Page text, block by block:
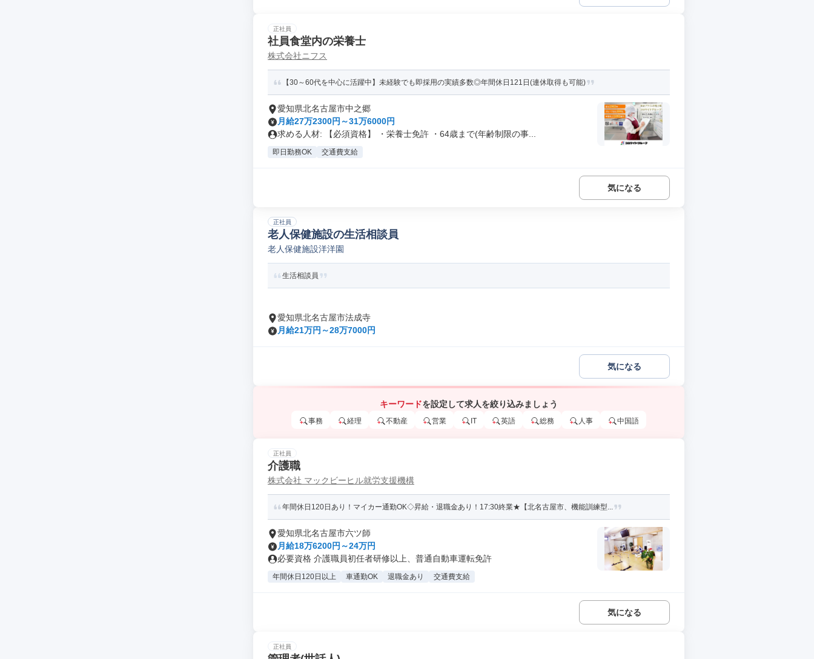
正社員
社員食堂内の栄養士
株式会社ニフス
【30～60代を中心に活躍中】未経験でも即採用の実績多数◎年間休日121日(連休取得も可能)
愛知県北名古屋市中之郷
月給27万2300円～31万6000円
求める人材: 【必須資格】 ・栄養士免許 ・64歳まで(年齢制限の事...
即日勤務OK 交通費支給
気になる
正社員
老人保健施設の生活相談員
老人保健施設洋洋園
生活相談員
愛知県北名古屋市法成寺
月給21万円～28万7000円
気になる
キーワードを設定して求人を絞り込みましょう
事務 経理 不動産 営業 IT 英語 総務 人事 中国語
正社員
介護職
株式会社 マックビーヒル就労支援機構
年間休日120日あり！マイカー通勤OK◇昇給・退職金あり！17:30終業★【北名古屋市、機能訓練型...
愛知県北名古屋市六ツ師
月給18万6200円～24万円
必要資格 介護職員初任者研修以上、普通自動車運転免許
年間休日120日以上 車通勤OK 退職金あり 交通費支給
気になる
正社員